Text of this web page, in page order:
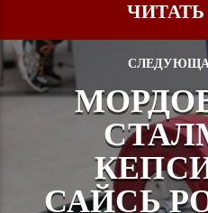
САЙСЬ